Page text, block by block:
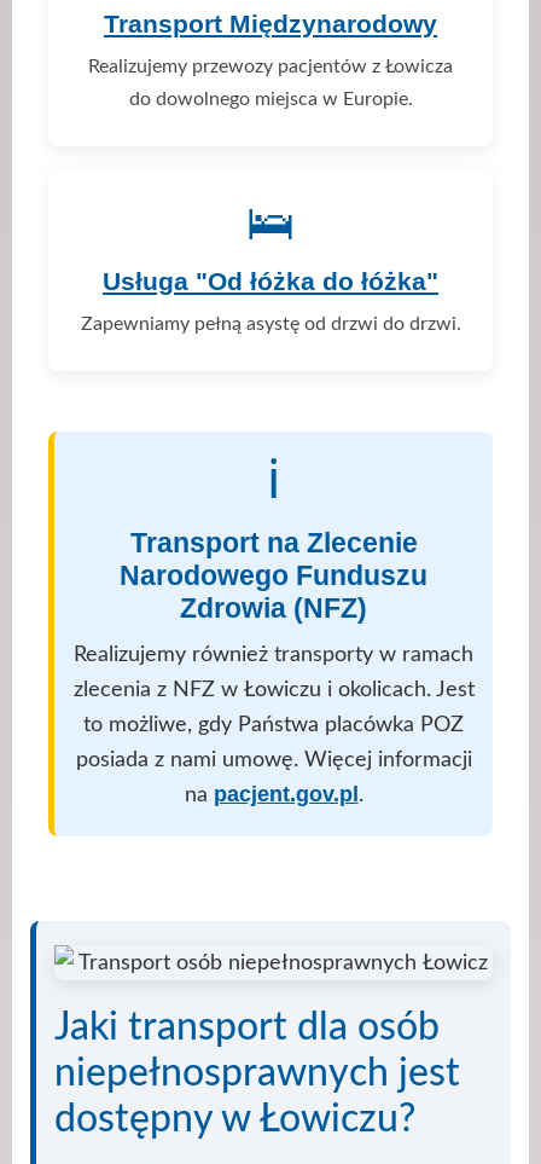
Transport Międzynarodowy
Realizujemy przewozy pacjentów z Łowicza
do dowolnego miejsca w Europie.
🛌
Usługa "Od łóżka do łóżka"
Zapewniamy pełną asystę od drzwi do drzwi.
ℹ️
Transport na Zlecenie
Narodowego Funduszu
Zdrowia (NFZ)
Realizujemy również transporty w ramach
zlecenia z NFZ w Łowiczu i okolicach. Jest
to możliwe, gdy Państwa placówka POZ
posiada z nami umowę. Więcej informacji
na pacjent.gov.pl.
Jaki transport dla osób
niepełnosprawnych jest
dostępny w Łowiczu?